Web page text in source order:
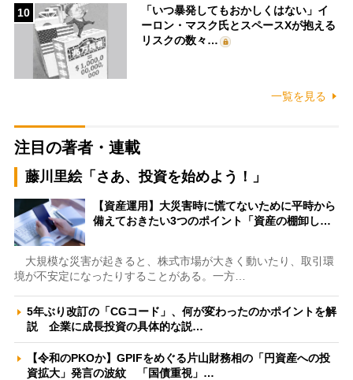
10
「いつ暴発してもおかしくはない」イ
ーロン・マスク氏とスペースXが抱える
リスクの数々…
一覧を見る
注目の著者・連載
藤川里絵「さあ、投資を始めよう！」
【資産運用】大災害時に慌てないために平時から
備えておきたい3つのポイント「資産の棚卸し…
大規模な災害が起きると、株式市場が大きく動いたり、取引環
境が不安定になったりすることがある。一方…
5年ぶり改訂の「CGコード」、何が変わったのかポイントを解
説 企業に成長投資の具体的な説…
【令和のPKOか】GPIFをめぐる片山財務相の「円資産への投
資拡大」発言の波紋 「国債重視」…